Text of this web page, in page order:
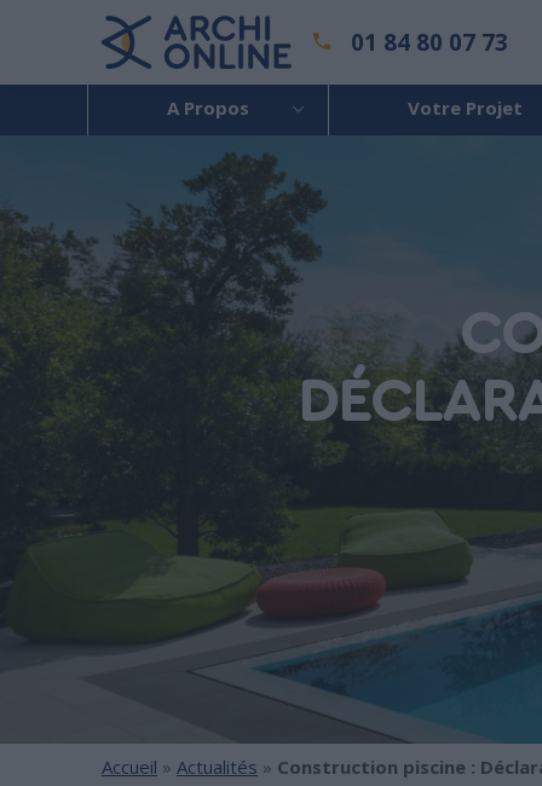
01 84 80 07 73
A Propos Votre Projet
Accueil » Actualités » Construction piscine :